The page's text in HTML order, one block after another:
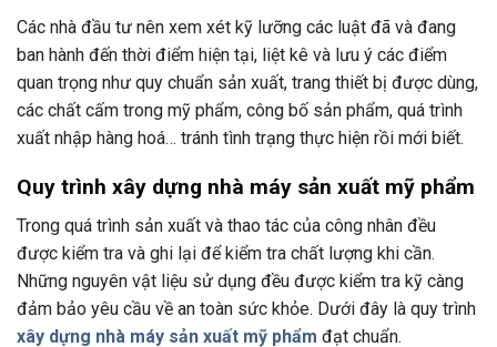
Các nhà đầu tư nên xem xét kỹ lưỡng các luật đã và đang
ban hành đến thời điểm hiện tại, liệt kê và lưu ý các điểm
quan trọng như quy chuẩn sản xuất, trang thiết bị được dùng,
các chất cấm trong mỹ phẩm, công bố sản phẩm, quá trình
xuất nhập hàng hoá… tránh tình trạng thực hiện rồi mới biết.
Quy trình xây dựng nhà máy sản xuất mỹ phẩm
Trong quá trình sản xuất và thao tác của công nhân đều
được kiểm tra và ghi lại để kiểm tra chất lượng khi cần.
Những nguyên vật liệu sử dụng đều được kiểm tra kỹ càng
đảm bảo yêu cầu về an toàn sức khỏe. Dưới đây là quy trình
xây dựng nhà máy sản xuất mỹ phẩm đạt chuẩn.